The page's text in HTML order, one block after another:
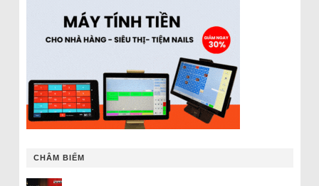
CHÂM BIẾM